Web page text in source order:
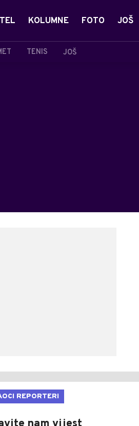
TENIS JOŠ
KOLUMNE FOTO JOŠ
REPORTERI